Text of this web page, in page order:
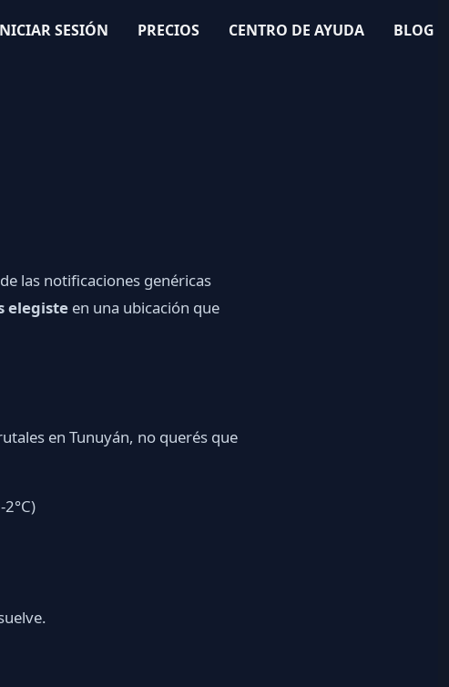
SESIÓN PRECIOS CENTRO DE AYUDA BLOG
las notificaciones genéricas
elegiste en una ubicación que
en Tunuyán, no querés que